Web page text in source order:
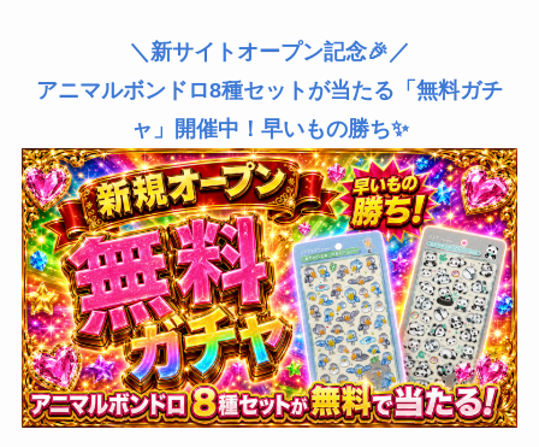
＼新サイトオープン記念🎉／
アニマルボンドロ8種セットが当たる「無料ガチ
ャ」開催中！早いもの勝ち✨